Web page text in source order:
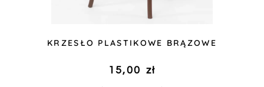
KRZESŁO PLASTIKOWE BRĄZOWE
15,00 zł